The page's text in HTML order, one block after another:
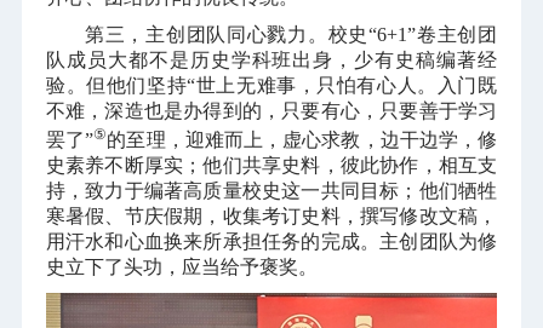
第三，主创团队同心戮力。校史“6+1”卷主创团
队成员大都不是历史学科班出身，少有史稿编著经
验。但他们坚持“世上无难事，只怕有心人。入门既
不难，深造也是办得到的，只要有心，只要善于学习
罢了”⑤的至理，迎难而上，虚心求教，边干边学，修
史素养不断厚实；他们共享史料，彼此协作，相互支
持，致力于编著高质量校史这一共同目标；他们牺牲
寒暑假、节庆假期，收集考订史料，撰写修改文稿，
用汗水和心血换来所承担任务的完成。主创团队为修
史立下了头功，应当给予褒奖。